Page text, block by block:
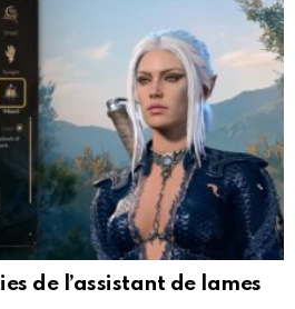
de l’assistant de lames